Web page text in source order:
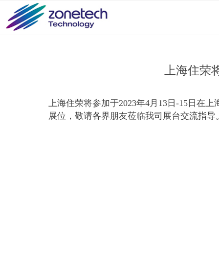
上海住荣
上海住荣将参加于2023年4月13日-15日在
展位，敬请各界朋友莅临我司展台交流指导